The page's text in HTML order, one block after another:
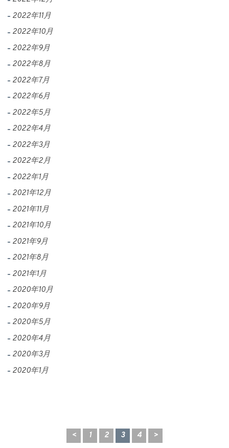
2022年11月
2022年10月
2022年9月
2022年8月
2022年7月
2022年6月
2022年5月
2022年4月
2022年3月
2022年2月
2022年1月
2021年12月
2021年11月
2021年10月
2021年9月
2021年8月
2021年1月
2020年10月
2020年9月
2020年5月
2020年4月
2020年3月
2020年1月
< 1 2 3 4 >